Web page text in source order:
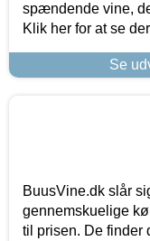
spændende vine,
Klik her for at se
Se
BuusVine.dk slår
gennemskuelige
til prisen. De finder